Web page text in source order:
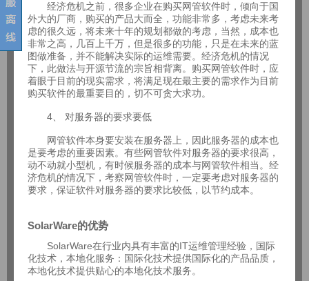
经济危机之前，很多企业在购买网管软件时，倾向于国
外大的厂商，购买的产品大而全，功能非常多，考虑未来考
虑的很久远，将未来十年的规划都做的考虑，当然，成本也
非常之高，几百上千万，但是很多的功能，只是在未来的蓝
图做准备，并不能解决实际的运维需要。经济危机的情况
下，此做法与开源节流的宗旨相背离。购买网管软件时，应
着眼于目前的现实需求，将满足现在最主要的需求作为目前
购买软件的最重要目的，切不可贪大求功。
4、 对服务器的要求要低
网管软件本身要安装在服务器上，因此服务器的成本也
是要考虑的重要因素。有些网管软件对服务器的要求很高，
动不动就小型机，有时候服务器的成本与网管软件相当。经
济危机的情况下，考察网管软件时，一定要考虑对服务器的
要求，保证软件对服务器的要求比较低，以节约成本。
SolarWare的优势
SolarWare在行业内具有丰富的IT运维管理经验，国际
化技术，本地化服务：国际化技术提供国际化的产品品质，
本地化技术提供贴心的本地化技术服务。